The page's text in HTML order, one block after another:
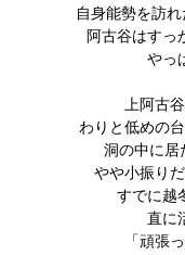
自身能勢を訪
阿古谷はすっ
やっ
上阿古
わりと低めの
洞の中に居
やや小振り
すでに越
直に
「頑張